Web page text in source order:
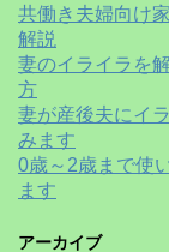
共働き夫婦向け
解説
妻のイライラを
方
妻が産後夫にイ
みます
0歳～2歳まで使
ます
アーカイブ